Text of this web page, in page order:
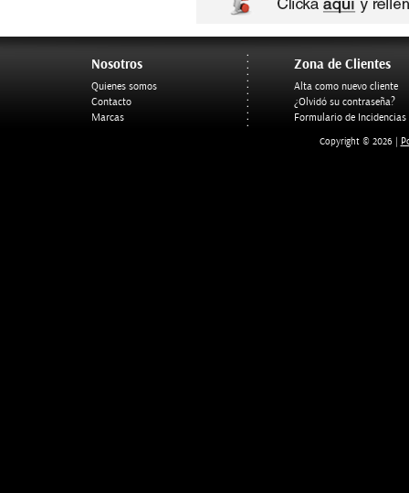
Nosotros
Quienes somos
Contacto
Marcas
Zona de Clientes
Alta como nuevo cliente
¿Olvidó su contraseña?
Formulario de Incidencias
Copyright © 2026 |